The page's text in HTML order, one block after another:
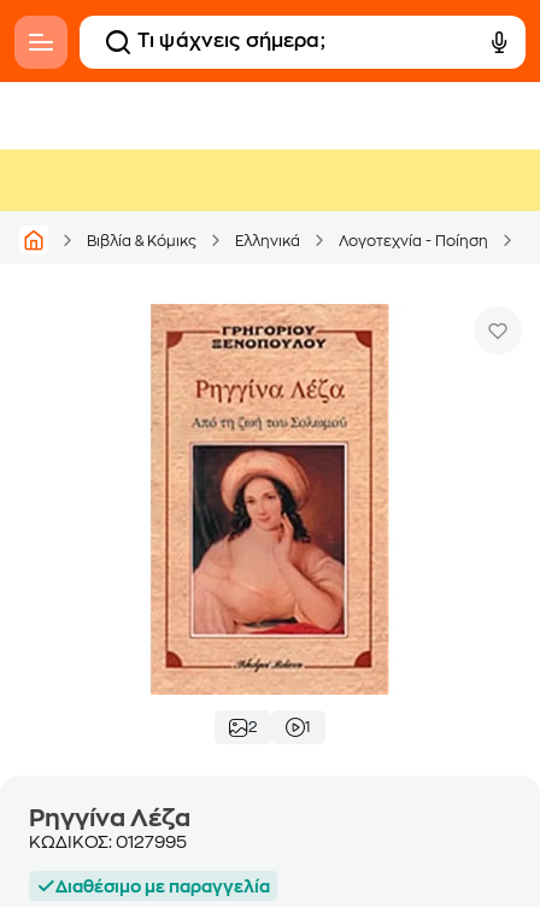
Βιβλία & Κόμικς Ελληνικά Λογοτεχνία - Ποίηση
2 1
Ρηγγίνα Λέζα
ΚΩΔΙΚΟΣ: 0127995
Διαθέσιμο με παραγγελία